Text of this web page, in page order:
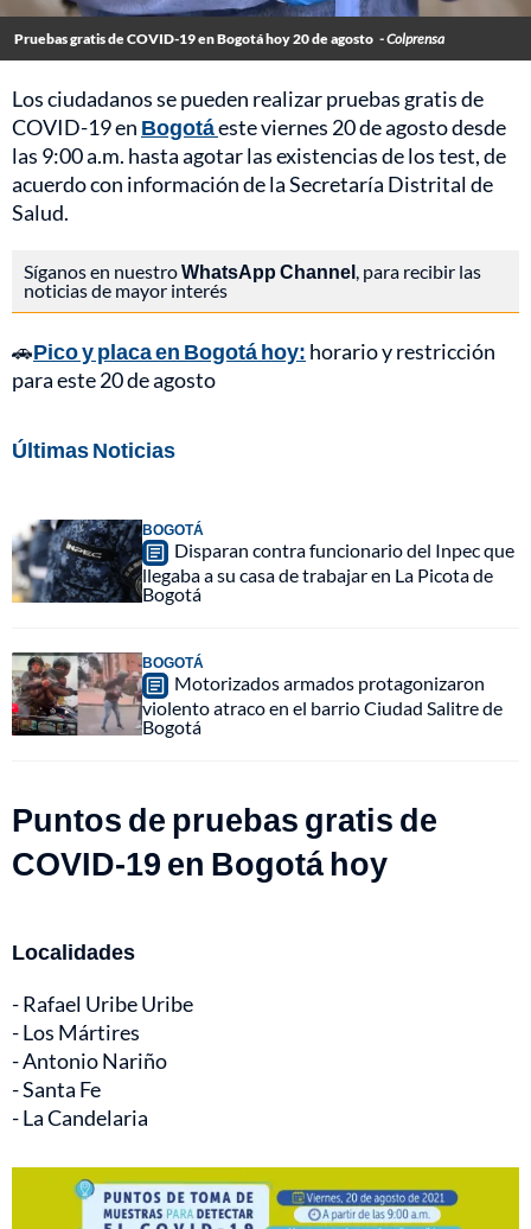
Pruebas gratis de COVID-19 en Bogotá hoy 20 de agosto - Colprensa
Los ciudadanos se pueden realizar pruebas gratis de
COVID-19 en Bogotáeste viernes 20 de agosto desde
las 9:00 a.m. hasta agotar las existencias de los test, de
acuerdo con información de la Secretaría Distrital de
Salud.
Síganos en nuestroWhatsApp Channel, para recibir las
noticias de mayor interés
🚗Pico y placa en Bogotá hoy: horario y restricción
para este 20 de agosto
Últimas Noticias
BOGOTÁ
Disparan contra funcionario del Inpec que
llegaba a su casa de trabajar en La Picota de
Bogotá
BOGOTÁ
Motorizados armados protagonizaron
violento atraco en el barrio Ciudad Salitre de
Bogotá
Puntos de pruebas gratis de
COVID-19 en Bogotá hoy
Localidades
- Rafael Uribe Uribe
- Los Mártires
- Antonio Nariño
- Santa Fe
- La Candelaria